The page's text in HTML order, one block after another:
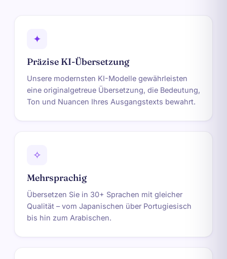
✦
Präzise KI-Übersetzung
Unsere modernsten KI-Modelle gewährleisten
eine originalgetreue Übersetzung, die Bedeutung,
Ton und Nuancen Ihres Ausgangstexts bewahrt.
✧
Mehrsprachig
Übersetzen Sie in 30+ Sprachen mit gleicher
Qualität – vom Japanischen über Portugiesisch
bis hin zum Arabischen.